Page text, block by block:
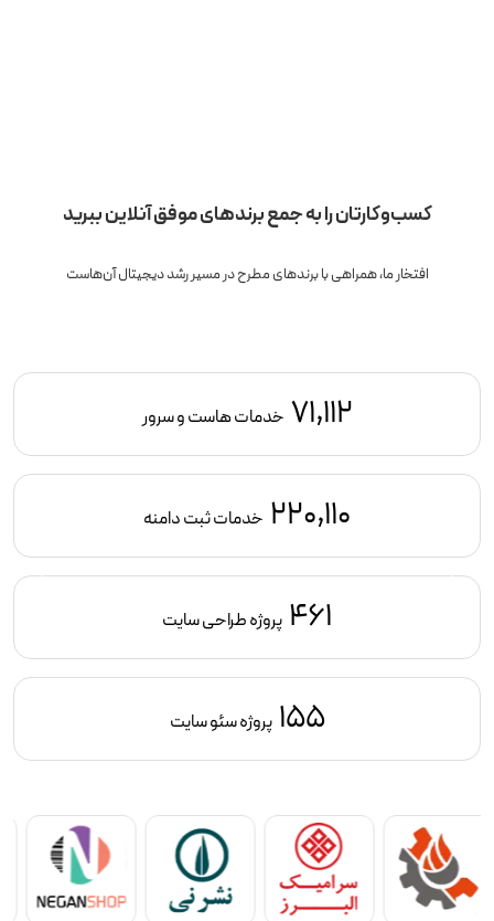
کسب‌وکارتان را به جمع برندهای موفق آنلاین ببرید
افتخار ما، همراهی با برندهای مطرح در مسیر رشد دیجیتال آن‌هاست
71,112 خدمات هاست و سرور
220,110 خدمات ثبت دامنه
461 پروژه طراحی سایت
155 پروژه سئو سایت